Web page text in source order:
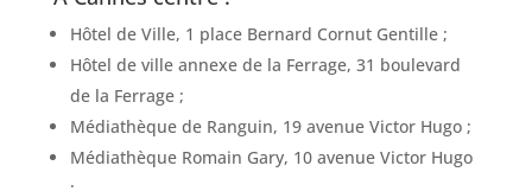
Hôtel de Ville, 1 place Bernard Cornut Gentille ;
Hôtel de ville annexe de la Ferrage, 31 boulevard
de la Ferrage ;
Médiathèque de Ranguin, 19 avenue Victor Hugo ;
Médiathèque Romain Gary, 10 avenue Victor Hugo